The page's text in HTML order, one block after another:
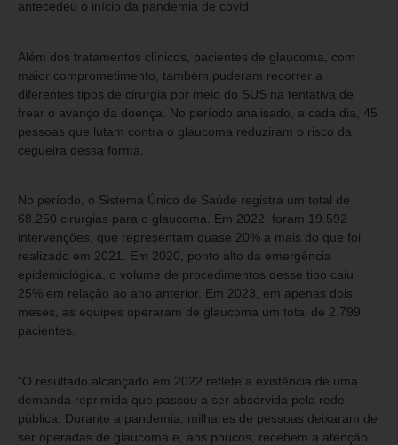
antecedeu o início da pandemia de covid.
Além dos tratamentos clínicos, pacientes de glaucoma, com
maior comprometimento, também puderam recorrer a
diferentes tipos de cirurgia por meio do SUS na tentativa de
frear o avanço da doença. No período analisado, a cada dia, 45
pessoas que lutam contra o glaucoma reduziram o risco da
cegueira dessa forma.
No período, o Sistema Único de Saúde registra um total de
68.250 cirurgias para o glaucoma. Em 2022, foram 19.592
intervenções, que representam quase 20% a mais do que foi
realizado em 2021. Em 2020, ponto alto da emergência
epidemiológica, o volume de procedimentos desse tipo caiu
25% em relação ao ano anterior. Em 2023, em apenas dois
meses, as equipes operaram de glaucoma um total de 2.799
pacientes.
“O resultado alcançado em 2022 reflete a existência de uma
demanda reprimida que passou a ser absorvida pela rede
pública. Durante a pandemia, milhares de pessoas deixaram de
ser operadas de glaucoma e, aos poucos, recebem a atenção